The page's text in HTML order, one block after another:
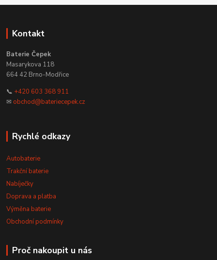
Kontakt
Baterie Čepek
Masarykova 118
664 42 Brno-Modřice
📞 +420 603 368 911
✉ obchod@bateriecepek.cz
Rychlé odkazy
Autobaterie
Trakční baterie
Nabíječky
Doprava a platba
Výměna baterie
Obchodní podmínky
Proč nakoupit u nás